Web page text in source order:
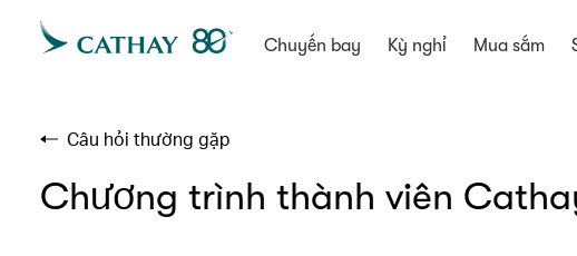
Chuyến bay Kỳ nghỉ Mua sắm
Câu hỏi thường gặp
Chương trình thành viên